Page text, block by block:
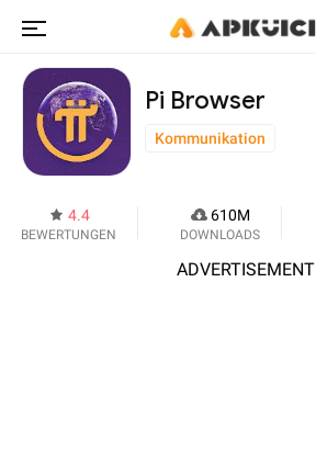
Pi Browser
Kommunikation
4.4
BEWERTUNGEN
610M
DOWNLOADS
ADVERTISEMENT